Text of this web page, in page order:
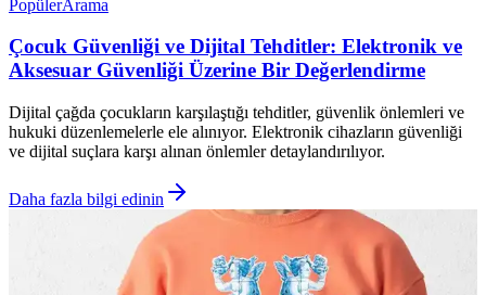
PopülerArama
Çocuk Güvenliği ve Dijital Tehditler: Elektronik ve
Aksesuar Güvenliği Üzerine Bir Değerlendirme
Dijital çağda çocukların karşılaştığı tehditler, güvenlik önlemleri ve
hukuki düzenlemelerle ele alınıyor. Elektronik cihazların güvenliği
ve dijital suçlara karşı alınan önlemler detaylandırılıyor.
Daha fazla bilgi edinin